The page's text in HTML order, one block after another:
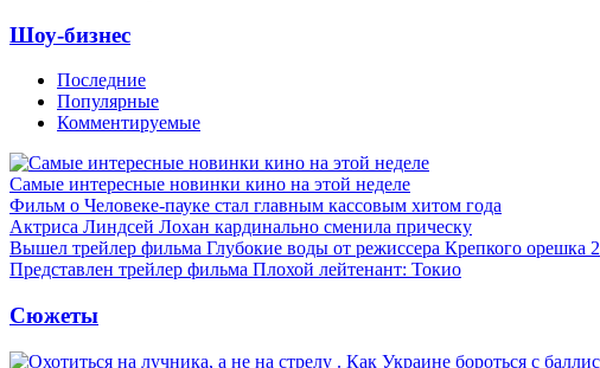
Шоу-бизнес
Последние
Популярные
Комментируемые
Самые интересные новинки кино на этой неделе
Фильм о Человеке-пауке стал главным кассовым хитом года
Актриса Линдсей Лохан кардинально сменила прическу
Вышел трейлер фильма Глубокие воды от режиссера Крепкого орешка 2
Представлен трейлер фильма Плохой лейтенант: Токио
Сюжеты